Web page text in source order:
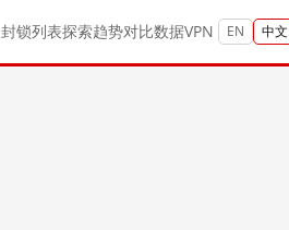
封锁列表探索趋势对比数据VPN EN 中文